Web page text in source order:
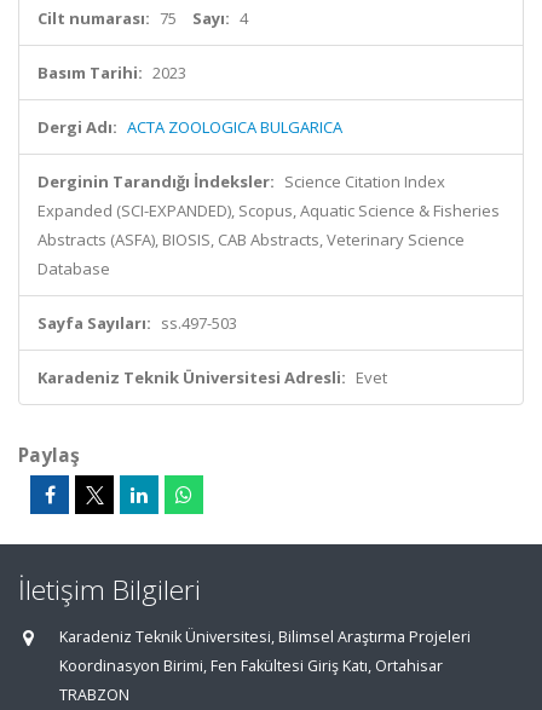
Cilt numarası: 75 Sayı: 4
Basım Tarihi: 2023
Dergi Adı: ACTA ZOOLOGICA BULGARICA
Derginin Tarandığı İndeksler: Science Citation Index
Expanded (SCI-EXPANDED), Scopus, Aquatic Science & Fisheries
Abstracts (ASFA), BIOSIS, CAB Abstracts, Veterinary Science
Database
Sayfa Sayıları: ss.497-503
Karadeniz Teknik Üniversitesi Adresli: Evet
Paylaş
İletişim Bilgileri
Karadeniz Teknik Üniversitesi, Bilimsel Araştırma Projeleri
Koordinasyon Birimi, Fen Fakültesi Giriş Katı, Ortahisar
TRABZON